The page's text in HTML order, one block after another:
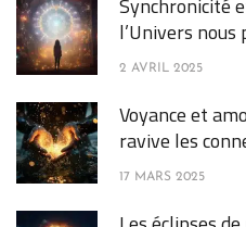
l’Univers nous
2 AVRIL 2025
Voyance et
ravive les
17 MARS 2025